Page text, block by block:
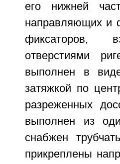
его нижней
направляющих и
фиксаторов,
отверстиями
выполнен в
затяжкой по
разреженных
выполнен из
снабжен
прикреплены